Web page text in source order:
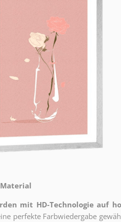
mit HD-Technologie auf
perfekte Farbwiedergabe